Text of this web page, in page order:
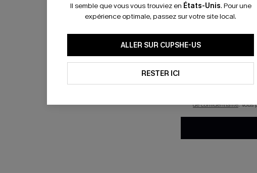
Il semble que vous vous trouviez en États-Unis. Pour une
expérience optimale, passez sur votre site local.
ALLER SUR CUPSHE-US
RESTER ICI
En soumettant votre
mails marketing (y
reconnaissez avoir pris
pouvons utiliser les
technologies de suivi,
savoir si ceux-ci ont
personnaliser nos
produits susceptibles
de confidentialité. Vous